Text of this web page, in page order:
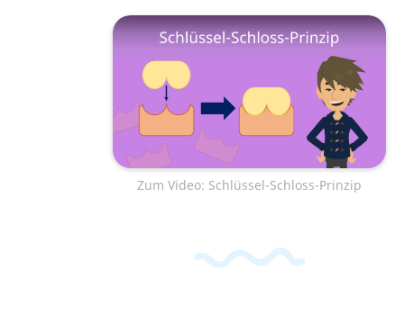
Zum Video: Schlüssel-Schloss-Prinzip